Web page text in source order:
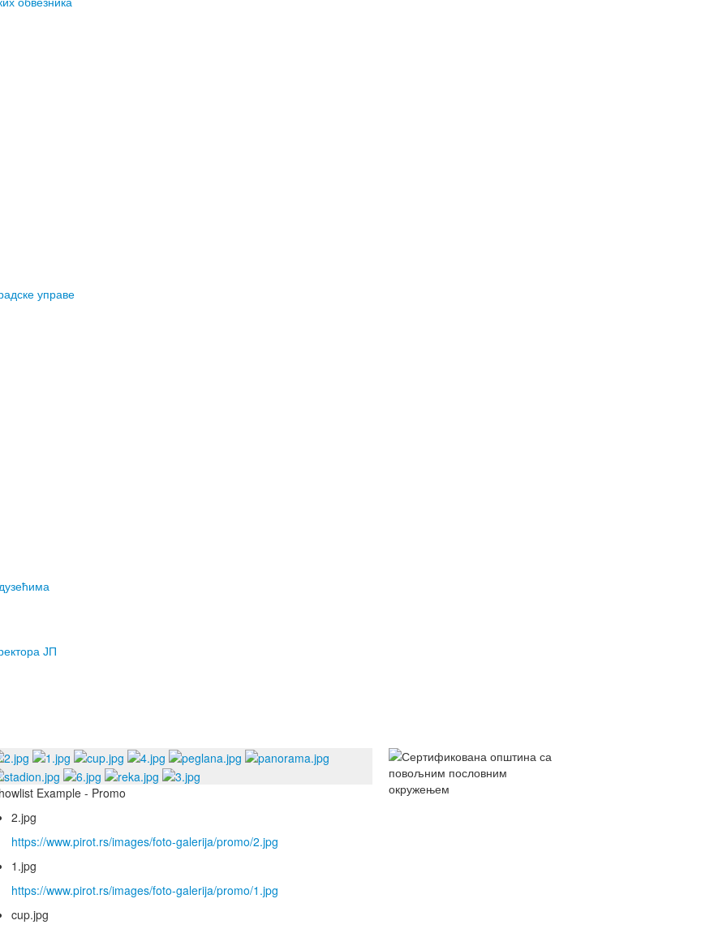
управе
ЈП
Example - Promo
2.jpg
https://www.pirot.rs/images/foto-galerija/promo/2.jpg
1.jpg
https://www.pirot.rs/images/foto-galerija/promo/1.jpg
cup.jpg